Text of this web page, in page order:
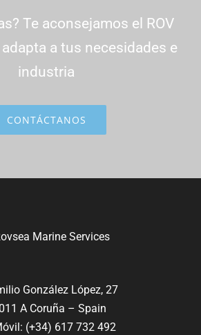
Te aconsejamos el ROV
a tus necesidades e
industria
CONTÁCTANOS
González López, 27
A Coruña – Spain
(+34) 617 732 492